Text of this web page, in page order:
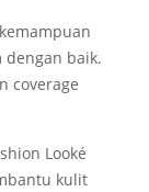
baik.
coverage
Looké
kulit